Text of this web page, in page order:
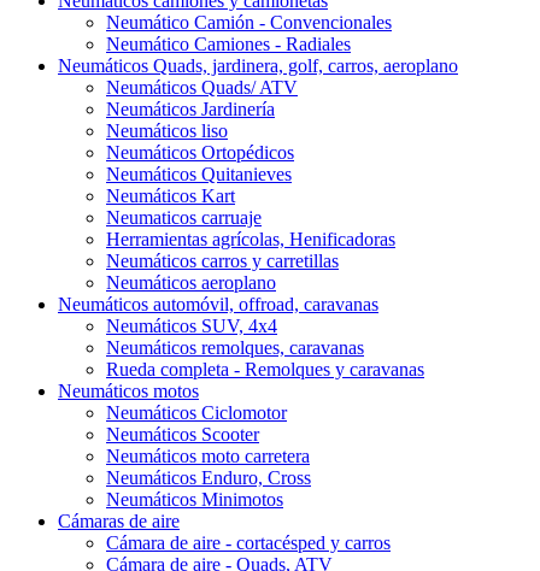
Neumático Camión - Convencionales
Neumático Camiones - Radiales
Neumáticos Quads, jardinera, golf, carros, aeroplano
Neumáticos Quads/ ATV
Neumáticos Jardinería
Neumáticos liso
Neumáticos Ortopédicos
Neumáticos Quitanieves
Neumáticos Kart
Neumaticos carruaje
Herramientas agrícolas, Henificadoras
Neumáticos carros y carretillas
Neumáticos aeroplano
Neumáticos automóvil, offroad, caravanas
Neumáticos SUV, 4x4
Neumáticos remolques, caravanas
Rueda completa - Remolques y caravanas
Neumáticos motos
Neumáticos Ciclomotor
Neumáticos Scooter
Neumáticos moto carretera
Neumáticos Enduro, Cross
Neumáticos Minimotos
Cámaras de aire
Cámara de aire - cortacésped y carros
Cámara de aire - Quads, ATV